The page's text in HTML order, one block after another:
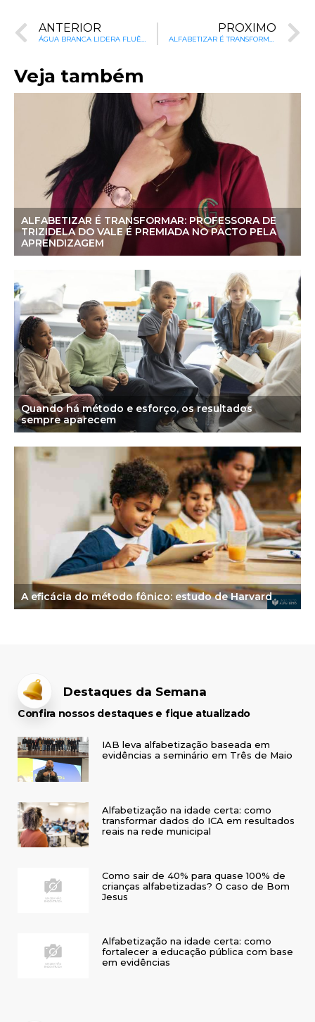
ANTERIOR PRÓXIMO
Veja também
ALFABETIZAR É TRANSFORMAR: PROFESSORA DE
TRIZIDELA DO VALE É PREMIADA NO PACTO PELA
APRENDIZAGEM
Quando há método e esforço, os resultados
sempre aparecem
A eficácia do método fônico: estudo de Harvard
Destaques da Semana
Confira nossos destaques e fique atualizado
IAB leva alfabetização baseada em
evidências a seminário em Três de Maio
Alfabetização na idade certa: como
transformar dados do ICA em resultados
reais na rede municipal
Como sair de 40% para quase 100% de
crianças alfabetizadas? O caso de Bom
Jesus
Alfabetização na idade certa: como
fortalecer a educação pública com base
em evidências